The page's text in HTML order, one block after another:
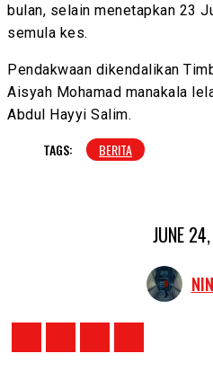
bulan, selain menetapkan 23
semula kes.
Pendakwaan dikendalikan
Aisyah Mohamad manakala
Abdul Hayyi Salim.
TAGS: BERITA
JUNE